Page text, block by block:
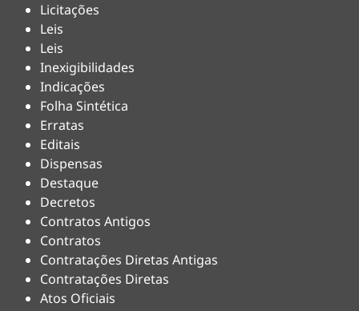
Licitações
Leis
Leis
Inexigibilidades
Indicações
Folha Sintética
Erratas
Editais
Dispensas
Destaque
Decretos
Contratos Antigos
Contratos
Contratações Diretas Antigas
Contratações Diretas
Atos Oficiais